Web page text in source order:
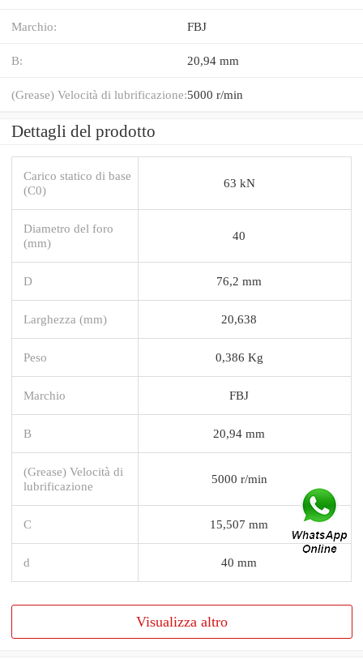
Marchio: FBJ
B: 20,94 mm
(Grease) Velocità di lubrificazione:5000 r/min
Dettagli del prodotto
Carico statico di base
(C0)
63 kN
Diametro del foro
(mm)
40
D 76,2 mm
Larghezza (mm) 20,638
Peso 0,386 Kg
Marchio FBJ
B 20,94 mm
(Grease) Velocità di
lubrificazione
5000 r/min
C 15,507 mm
d 40 mm
Visualizza altro